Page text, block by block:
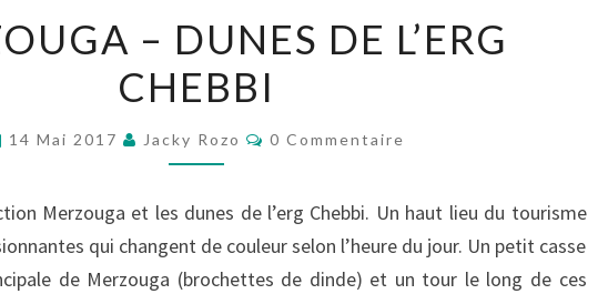
–
DUNES
DE
L’ERG
– DUNES DE L’ERG
CHEBBI
14 Mai 2017 Jacky Rozo Commentaires
0 Commentaire
Merzouga et les dunes de l’erg Chebbi. Un haut lieu du tourisme
qui changent de couleur selon l’heure du jour. Un petit casse
de Merzouga (brochettes de dinde) et un tour le long de ces